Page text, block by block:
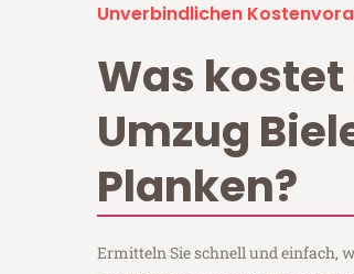
Unverbindlichen
Was kostet
Umzug
Planken?
Ermitteln Sie schnell und einfach,